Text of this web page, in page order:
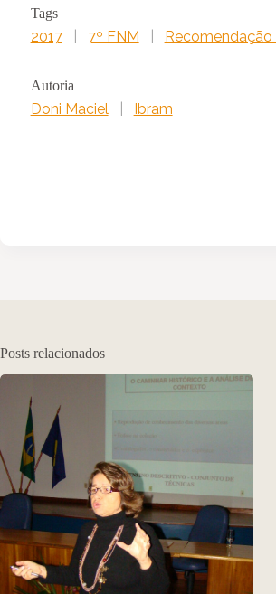
Tags
2017 7º FNM Recomendação
Autoria
Doni Maciel Ibram
Posts relacionados